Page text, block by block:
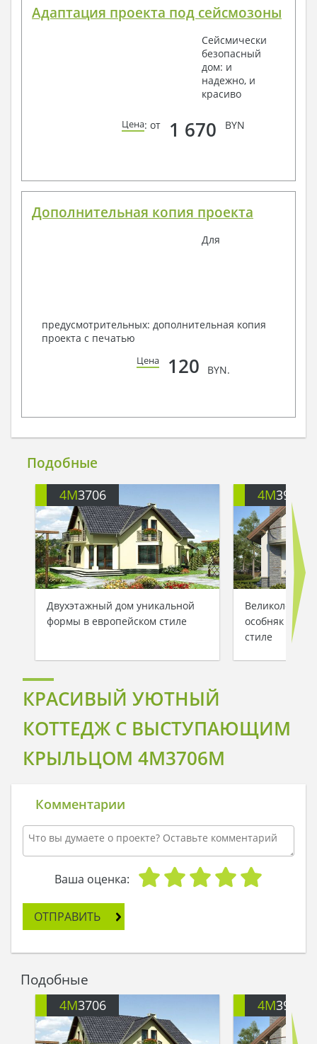
Адаптация проекта под сейсмозоны
Сейсмически
безопасный
дом: и
надежно, и
красиво
Цена: от 1 670 BYN
Дополнительная копия проекта
Для
предусмотрительных: дополнительная копия
проекта с печатью
Цена 120 BYN.
Подобные
4M3706
Двухэтажный дом уникальной
формы в европейском стиле
4M391
особняк в
стиле
КРАСИВЫЙ УЮТНЫЙ
КОТТЕДЖ С ВЫСТУПАЮЩИМ
КРЫЛЬЦОМ 4M3706M
Комментарии
Ваша оценка:
ОТПРАВИТЬ
Подобные
4M3706 4M391